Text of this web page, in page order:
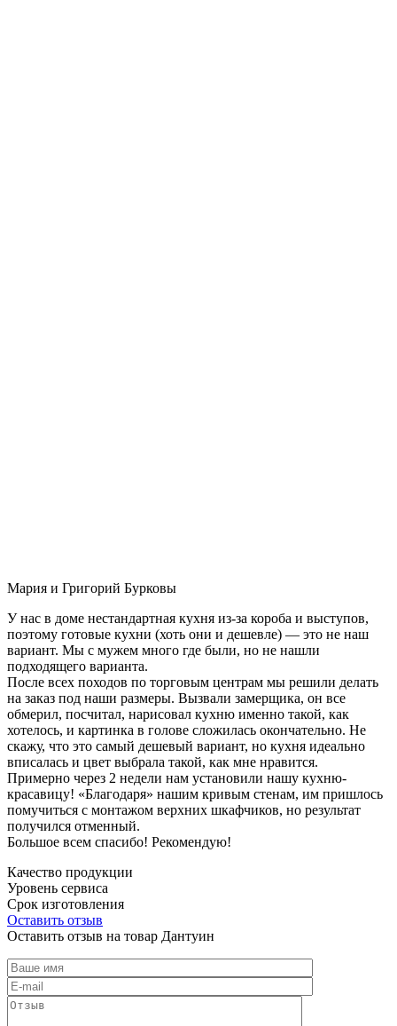
Мария и Григорий Бурковы
У нас в доме нестандартная кухня из-за короба и выступов,
поэтому готовые кухни (хоть они и дешевле) — это не наш
вариант. Мы с мужем много где были, но не нашли
подходящего варианта.
После всех походов по торговым центрам мы решили делать
на заказ под наши размеры. Вызвали замерщика, он все
обмерил, посчитал, нарисовал кухню именно такой, как
хотелось, и картинка в голове сложилась окончательно. Не
скажу, что это самый дешевый вариант, но кухня идеально
вписалась и цвет выбрала такой, как мне нравится.
Примерно через 2 недели нам установили нашу кухню-
красавицу! «Благодаря» нашим кривым стенам, им пришлось
помучиться с монтажом верхних шкафчиков, но результат
получился отменный.
Большое всем спасибо! Рекомендую!
Качество продукции
Уровень сервиса
Срок изготовления
Оставить отзыв
Оставить отзыв на товар Дантуин